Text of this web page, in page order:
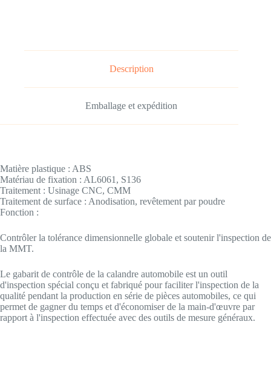
Description
Emballage et expédition
Matière plastique : ABS
Matériau de fixation : AL6061, S136
Traitement : Usinage CNC, CMM
Traitement de surface : Anodisation, revêtement par poudre
Fonction :
Contrôler la tolérance dimensionnelle globale et soutenir l'inspection de
la MMT.
Le gabarit de contrôle de la calandre automobile est un outil
d'inspection spécial conçu et fabriqué pour faciliter l'inspection de la
qualité pendant la production en série de pièces automobiles, ce qui
permet de gagner du temps et d'économiser de la main-d'œuvre par
rapport à l'inspection effectuée avec des outils de mesure généraux.